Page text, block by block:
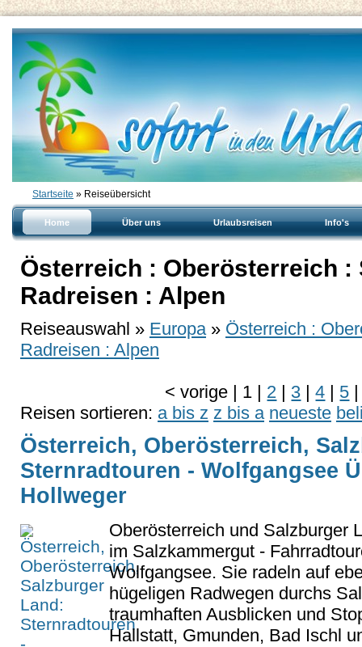
Startseite » Reiseübersicht
Home Über uns Urlaubsreisen Info's
Österreich : Oberösterreich :
Radreisen : Alpen
Reiseauswahl » Europa » Österreich :
Radreisen : Alpen
<vorige | 1 | 2 | 3 | 4 | 5 |
Reisen sortieren: a bis z z bis a neueste
Österreich, Oberösterreich,
Sternradtouren - Wolfgangsee
Hollweger
Oberösterreich und Salzburger
im Salzkammergut -
Wolfgangsee. Sie radeln auf
hügeligen Radwegen durchs
traumhaften Ausblicken und
Hallstatt, Gmunden, Bad Ischl